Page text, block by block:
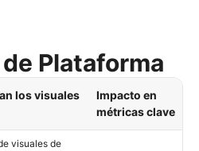
Plataforma
los visuales
Impacto en
métricas clave
visuales de